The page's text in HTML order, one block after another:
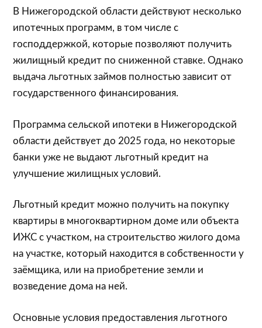
В Нижегородской области действуют несколько
ипотечных программ, в том числе с
господдержкой, которые позволяют получить
жилищный кредит по сниженной ставке. Однако
выдача льготных займов полностью зависит от
государственного финансирования.
Программа сельской ипотеки в Нижегородской
области действует до 2025 года, но некоторые
банки уже не выдают льготный кредит на
улучшение жилищных условий.
Льготный кредит можно получить на покупку
квартиры в многоквартирном доме или объекта
ИЖС с участком, на строительство жилого дома
на участке, который находится в собственности у
заёмщика, или на приобретение земли и
возведение дома на ней.
Основные условия предоставления льготного